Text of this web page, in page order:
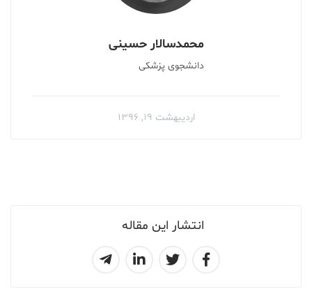
انتشار این مقاله
محمد‌سالار حسینی
دانشجوی پزشکی
اردیبهشت ۱۹, ۱۳۹۶